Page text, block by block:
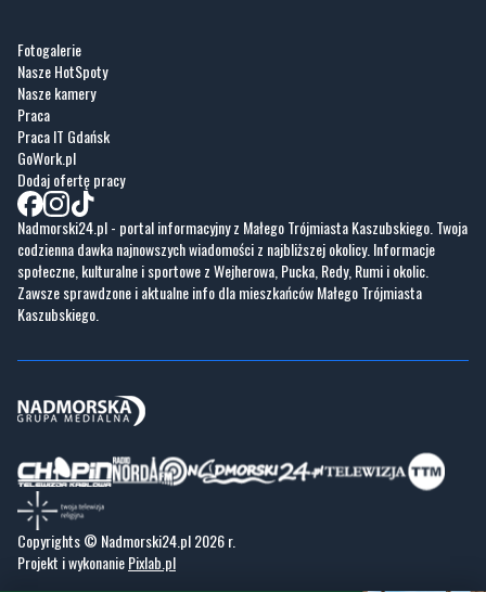
Fotogalerie
Nasze HotSpoty
Nasze kamery
Praca
Praca IT Gdańsk
GoWork.pl
Dodaj ofertę pracy
Nadmorski24.pl - portal informacyjny z Małego Trójmiasta Kaszubskiego. Twoja
codzienna dawka najnowszych wiadomości z najbliższej okolicy. Informacje
społeczne, kulturalne i sportowe z Wejherowa, Pucka, Redy, Rumi i okolic.
Zawsze sprawdzone i aktualne info dla mieszkańców Małego Trójmiasta
Kaszubskiego.
Copyrights © Nadmorski24.pl 2026 r.
Projekt i wykonaniePixlab.pl